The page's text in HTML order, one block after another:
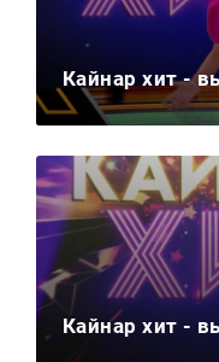
Кайнар хит -
Кайнар хит -